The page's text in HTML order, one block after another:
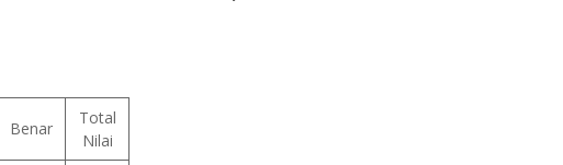
Benar
Total
Nilai